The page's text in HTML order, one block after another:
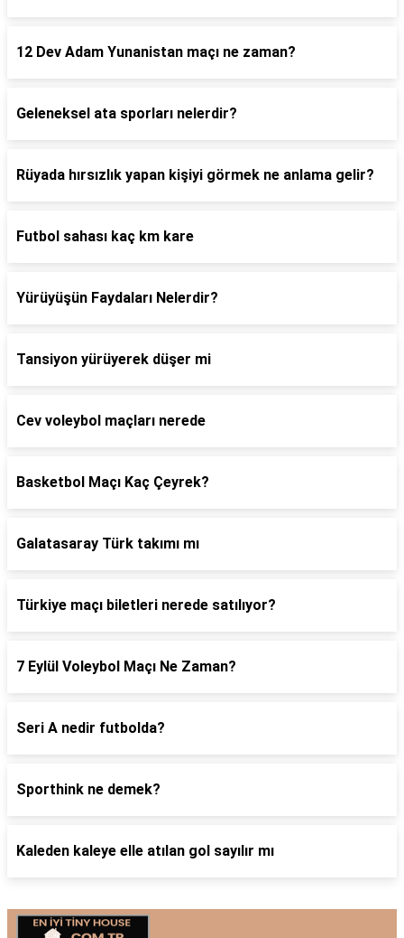
12 Dev Adam Yunanistan maçı ne zaman?
Geleneksel ata sporları nelerdir?
Rüyada hırsızlık yapan kişiyi görmek ne anlama gelir?
Futbol sahası kaç km kare
Yürüyüşün Faydaları Nelerdir?
Tansiyon yürüyerek düşer mi
Cev voleybol maçları nerede
Basketbol Maçı Kaç Çeyrek?
Galatasaray Türk takımı mı
Türkiye maçı biletleri nerede satılıyor?
7 Eylül Voleybol Maçı Ne Zaman?
Seri A nedir futbolda?
Sporthink ne demek?
Kaleden kaleye elle atılan gol sayılır mı